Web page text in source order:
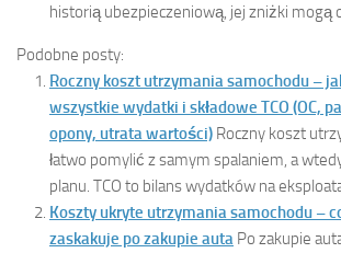
historią ubezpieczeniową, jej zniżki mogą
Podobne posty:
Roczny koszt utrzymania samochodu –
wszystkie wydatki i składowe TCO (OC,
opony, utrata wartości) Roczny koszt
łatwo pomylić z samym spalaniem, a
planu. TCO to bilans wydatków na
Koszty ukryte utrzymania samochodu –
zaskakuje po zakupie auta Po zakupie